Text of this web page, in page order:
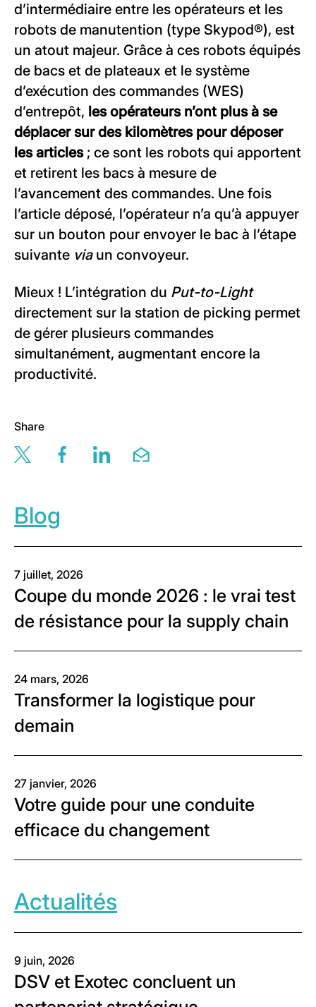
d’intermédiaire entre les opérateurs et les
robots de manutention (type Skypod®), est
un atout majeur. Grâce à ces robots équipés
de bacs et de plateaux et le système
d’exécution des commandes (WES)
d’entrepôt, les opérateurs n’ont plus à se
déplacer sur des kilomètres pour déposer
les articles; ce sont les robots qui apportent
et retirent les bacs à mesure de
l’avancement des commandes. Une fois
l’article déposé, l’opérateur n’a qu’à appuyer
sur un bouton pour envoyer le bac à l’étape
suivante viaun convoyeur.
Mieux ! L’intégration du Put-to-Light
directement sur la station de picking permet
de gérer plusieurs commandes
simultanément, augmentant encore la
productivité.
Share
Share this page via twitter
Share this page via facebook
Share this page via linkedin
Share this page via email
Blog
7 juillet, 2026
Coupe du monde 2026 : le vrai test
de résistance pour la supply chain
24 mars, 2026
Transformer la logistique pour
demain
27 janvier, 2026
Votre guide pour une conduite
efficace du changement
Actualités
9 juin, 2026
DSV et Exotec concluent un